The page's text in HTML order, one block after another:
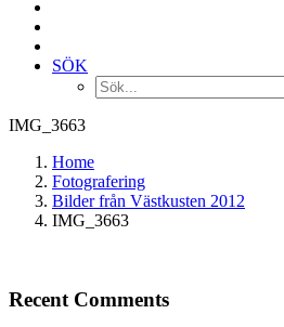
SÖK
IMG_3663
Home
Fotografering
Bilder från Västkusten 2012
IMG_3663
Recent Comments